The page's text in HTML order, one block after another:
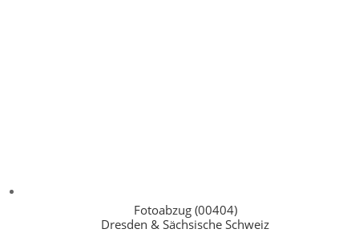
Fotoabzug (00404)
Dresden & Sächsische Schweiz